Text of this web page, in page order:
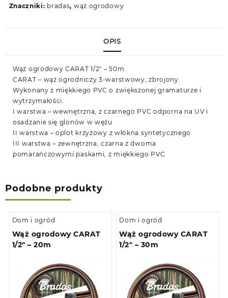
50m
Znaczniki: bradas, wąż ogrodowy
OPIS
Wąż ogrodowy CARAT 1/2″ – 50m
CARAT – wąż ogrodniczy 3-warstwowy, zbrojony.
Wykonany z miękkiego PVC o zwiększonej gramaturze i
wytrzymałości.
I warstwa – wewnętrzna, z czarnego PVC odporna na UV i
osadzanie się glonów w wężu
II warstwa – oplot krzyżowy z włókna syntetycznego
III warstwa – zewnętrzna, czarna z dwoma
pomarańczowymi paskami, z miękkiego PVC
Podobne produkty
Dom i ogród
Wąż ogrodowy CARAT
1/2″ – 20m
Dom i ogród
Wąż ogrodowy CARAT
1/2″ – 30m